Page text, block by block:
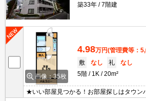
築33年
7階建
画像：35枚
4.98万円(管理費等：
敷
なし 礼
なし
5階
1K 20m²
★いい部屋見つかる！お部屋探しはタウン